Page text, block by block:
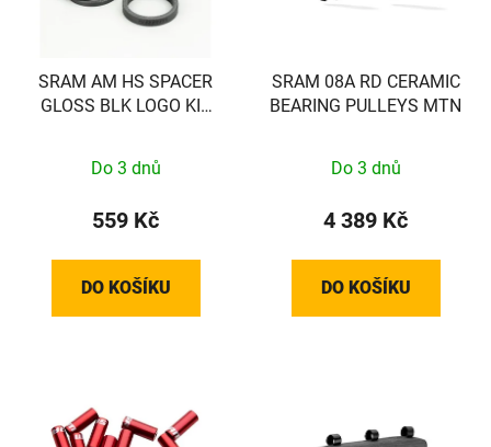
SRAM AM HS SPACER
GLOSS BLK LOGO KIT
Do 3 dnů
559 Kč
DO KOŠÍKU
SRAM 08A RD CERAMIC
BEARING PULLEYS MTN
Do 3 dnů
4 389 Kč
DO KOŠÍKU